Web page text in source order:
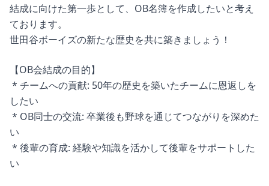
結成に向けた第一歩として、OB名簿を作成したいと考え
ております。
世田谷ボーイズの新たな歴史を共に築きましょう！
【OB会結成の目的】
* チームへの貢献: 50年の歴史を築いたチームに恩返しを
したい
* OB同士の交流: 卒業後も野球を通じてつながりを深めた
い
* 後輩の育成: 経験や知識を活かして後輩をサポートした
い